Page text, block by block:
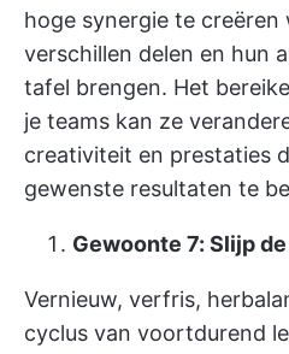
hoge synergie te creëren
verschillen delen en hun
tafel brengen. Het
je teams kan ze
creativiteit en prestaties
gewenste resultaten te
Gewoonte 7: Slijp
Vernieuw, verfris,
cyclus van voortdurend